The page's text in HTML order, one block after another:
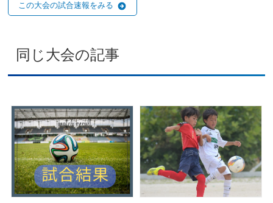
この大会の試合速報をみる
同じ大会の記事